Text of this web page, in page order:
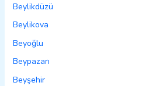
Beylikdüzü
Beylikova
Beyoğlu
Beypazarı
Beyşehir